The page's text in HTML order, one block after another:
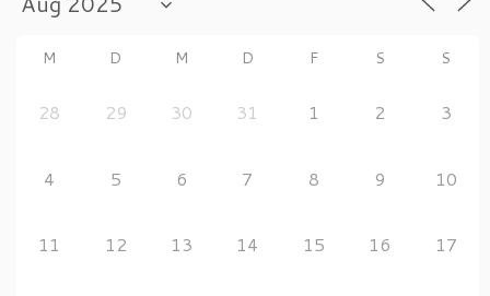
M D M D F S S
28 29 30 31 1 2 3
4 5 6 7 8 9 10
11 12 13 14 15 16 17